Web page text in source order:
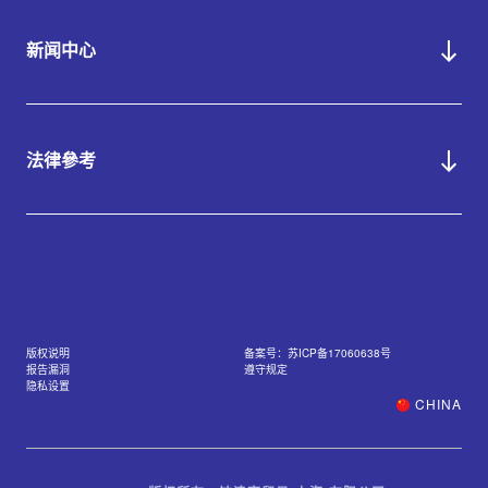
新闻中心
法律參考
版权说明
备案号：苏ICP备17060638号
报告漏洞
遵守规定
隐私设置
CHINA